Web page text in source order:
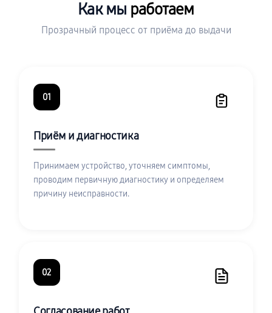
Как мы работаем
Прозрачный процесс от приёма до выдачи
01
Приём и диагностика
Принимаем устройство, уточняем симптомы,
проводим первичную диагностику и определяем
причину неисправности.
02